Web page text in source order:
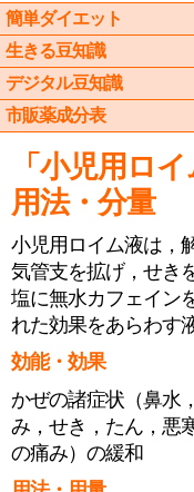
簡単ダイエット
生きる豆知識
デジタル豆知識
市販薬成分表
「小児用ロ
用法・分量
小児用ロイム液は，
気管支を拡げ，せき
塩に無水カフェイン
れた効果をあらわす
効能・効果
かぜの諸症状（鼻水
み，せき，たん，悪
の痛み）の緩和